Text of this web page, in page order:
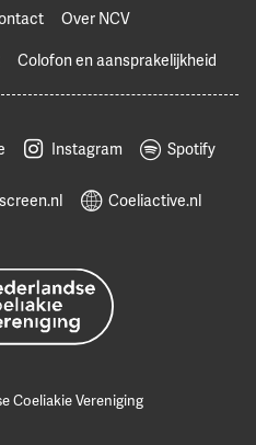
Over NCV
Colofon en aansprakelijkheid
Instagram Spotify
Coeliactive.nl
Coeliakie Vereniging